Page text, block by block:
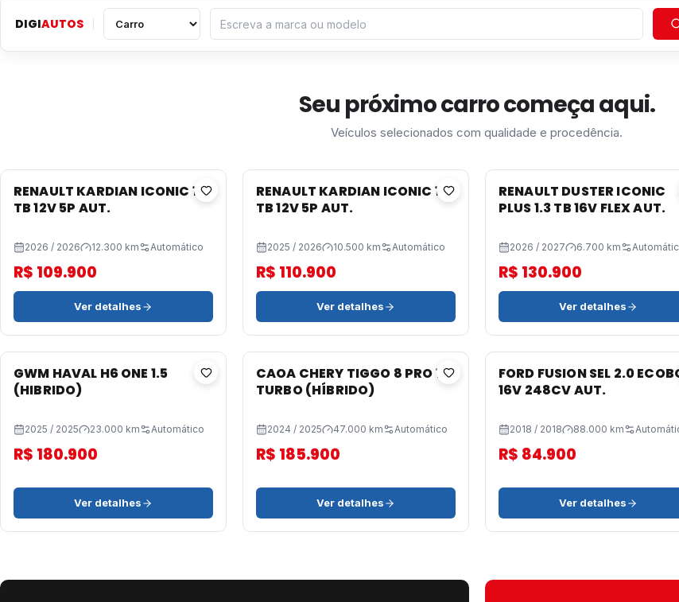
DIGIAUTOS
Tipo de veículo
Marca ou modelo
Seu próximo carro começa aqui.
Veículos selecionados com qualidade e procedência.
RENAULT KARDIAN ICONIC 1.0
TB 12V 5P AUT.
2026 / 2026 12.300 km Automático
R$ 109.900
Ver detalhes
RENAULT KARDIAN ICONIC 1.0
TB 12V 5P AUT.
2025 / 2026 10.500 km Automático
R$ 110.900
Ver detalhes
RENAULT DUSTER ICONIC
PLUS 1.3 TB 16V FLEX AUT.
2026 / 2027 6.700 km
R$ 130.900
Ver detalhes
GWM HAVAL H6 ONE 1.5
(HIBRIDO)
2025 / 2025 23.000 km Automático
R$ 180.900
Ver detalhes
CAOA CHERY TIGGO 8 PRO 1.5
TURBO (HÍBRIDO)
2024 / 2025 47.000 km Automático
R$ 185.900
Ver detalhes
FORD FUSION SEL 2.0
16V 248CV AUT.
2018 / 2018 88.000 km
R$ 84.900
Ver detalhes